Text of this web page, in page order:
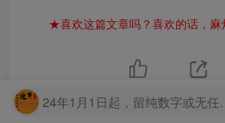
★喜欢这篇文章吗？喜欢的话，
点赞 9 分享 24年1月1日起，留纯数字或无